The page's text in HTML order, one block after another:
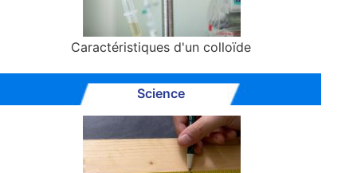
Caractéristiques d'un colloïde
Science